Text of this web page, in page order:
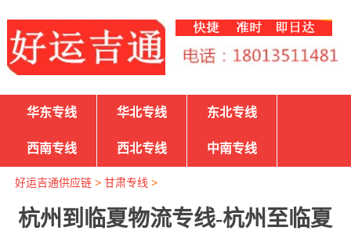
华东专线 华北专线 东北专线
西南专线 西北专线 中南专线
好运吉通供应链> 甘肃专线 >
杭州到临夏物流专线-杭州至临夏